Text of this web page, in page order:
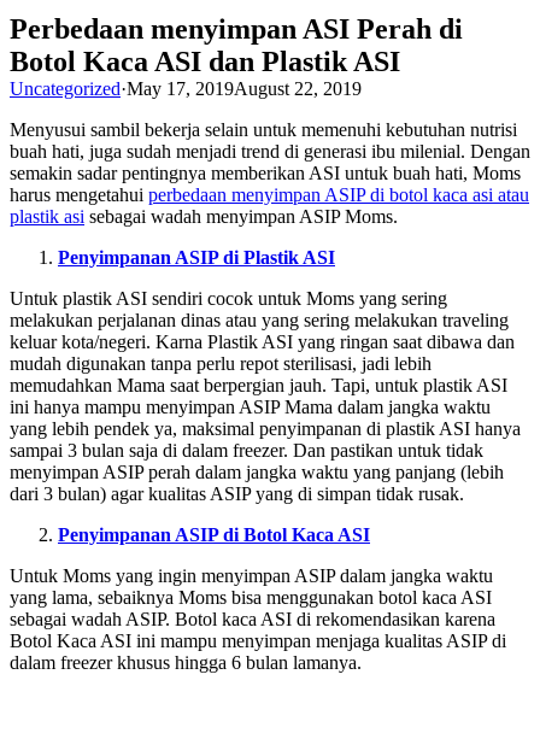
Perbedaan menyimpan ASI Perah di
Botol Kaca ASI dan Plastik ASI
Uncategorized·May 17, 2019August 22, 2019
Menyusui sambil bekerja selain untuk memenuhi kebutuhan nutrisi
buah hati, juga sudah menjadi trend di generasi ibu milenial. Dengan
semakin sadar pentingnya memberikan ASI untuk buah hati, Moms
harus mengetahui perbedaan menyimpan ASIP di botol kaca asi atau
plastik asi sebagai wadah menyimpan ASIP Moms.
Penyimpanan ASIP di Plastik ASI
Untuk plastik ASI sendiri cocok untuk Moms yang sering
melakukan perjalanan dinas atau yang sering melakukan traveling
keluar kota/negeri. Karna Plastik ASI yang ringan saat dibawa dan
mudah digunakan tanpa perlu repot sterilisasi, jadi lebih
memudahkan Mama saat berpergian jauh. Tapi, untuk plastik ASI
ini hanya mampu menyimpan ASIP Mama dalam jangka waktu
yang lebih pendek ya, maksimal penyimpanan di plastik ASI hanya
sampai 3 bulan saja di dalam freezer. Dan pastikan untuk tidak
menyimpan ASIP perah dalam jangka waktu yang panjang (lebih
dari 3 bulan) agar kualitas ASIP yang di simpan tidak rusak.
Penyimpanan ASIP di Botol Kaca ASI
Untuk Moms yang ingin menyimpan ASIP dalam jangka waktu
yang lama, sebaiknya Moms bisa menggunakan botol kaca ASI
sebagai wadah ASIP. Botol kaca ASI di rekomendasikan karena
Botol Kaca ASI ini mampu menyimpan menjaga kualitas ASIP di
dalam freezer khusus hingga 6 bulan lamanya.